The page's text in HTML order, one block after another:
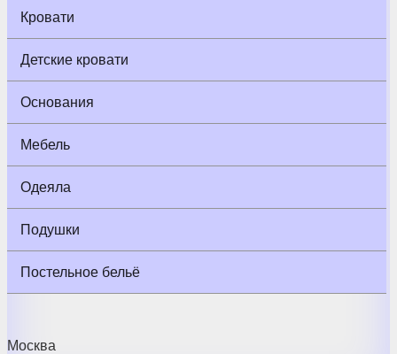
Кровати
Детские кровати
Основания
Мебель
Одеяла
Подушки
Постельное бельё
Москва